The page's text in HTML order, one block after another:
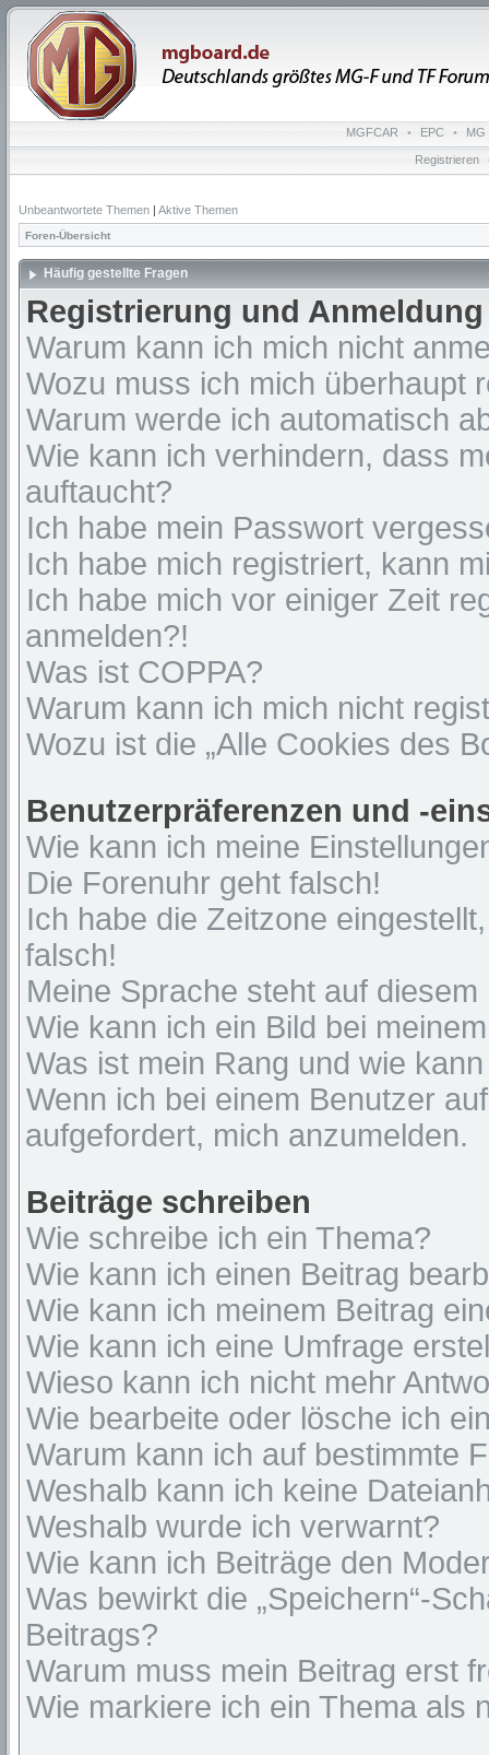
MGFCAR • EPC • MG
Registrieren
Unbeantwortete Themen | Aktive Themen
Foren-Übersicht
Häufig gestellte Fragen
Registrierung und Anmeldung
Warum kann ich mich nicht
Wozu muss ich mich überhaupt
Warum werde ich automatisch
Wie kann ich verhindern, dass
auftaucht?
Ich habe mein Passwort
Ich habe mich registriert, kann
Ich habe mich vor einiger Zeit
anmelden?!
Was ist COPPA?
Warum kann ich mich nicht
Wozu ist die „Alle Cookies des
Benutzerpräferenzen und -
Wie kann ich meine
Die Forenuhr geht falsch!
Ich habe die Zeitzone
falsch!
Meine Sprache steht auf
Wie kann ich ein Bild bei
Was ist mein Rang und wie
Wenn ich bei einem Benutzer
aufgefordert, mich anzumelden.
Beiträge schreiben
Wie schreibe ich ein Thema?
Wie kann ich einen Beitrag
Wie kann ich meinem Beitrag
Wie kann ich eine Umfrage
Wieso kann ich nicht mehr
Wie bearbeite oder lösche ich
Warum kann ich auf bestimmte
Weshalb kann ich keine
Weshalb wurde ich verwarnt?
Wie kann ich Beiträge den
Was bewirkt die „Speichern“-
Beitrags?
Warum muss mein Beitrag erst
Wie markiere ich ein Thema als